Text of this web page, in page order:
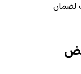
لضمان